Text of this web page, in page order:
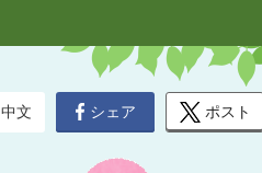
中文 シェア ポスト